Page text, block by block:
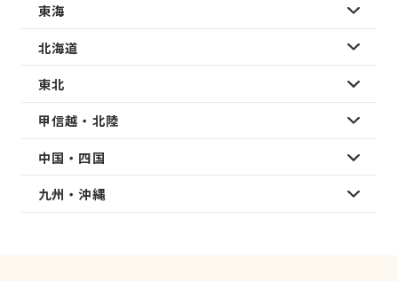
東海
北海道
東北
甲信越・北陸
中国・四国
九州・沖縄